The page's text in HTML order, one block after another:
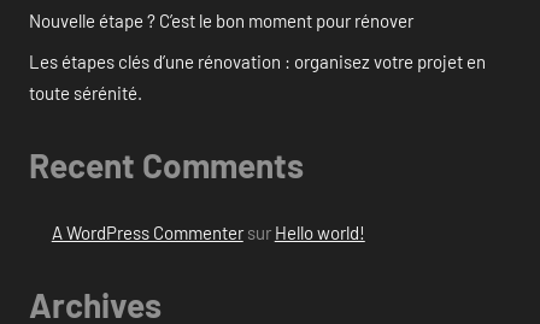
Nouvelle étape ? C’est le bon moment pour rénover
Les étapes clés d’une rénovation : organisez votre projet en
toute sérénité.
Recent Comments
A WordPress Commentersur Hello world!
Archives